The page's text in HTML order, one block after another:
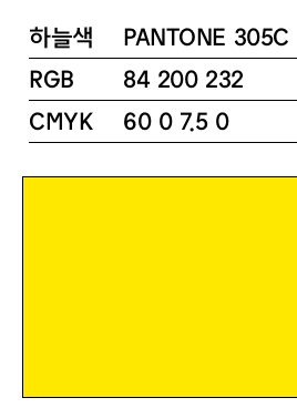
하늘색
PANTONE 305C
RGB
84 200 232
CMYK
60 0 7.5 0